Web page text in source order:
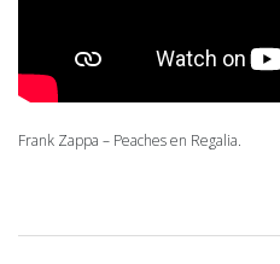
Frank Zappa – Peaches en Regalia.